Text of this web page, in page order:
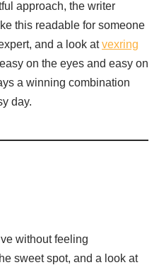
approach, the writer
this readable for someone
and a look atvexring
on the eyes and easy on
a winning combination
day.
without feeling
sweet spot, and a look at